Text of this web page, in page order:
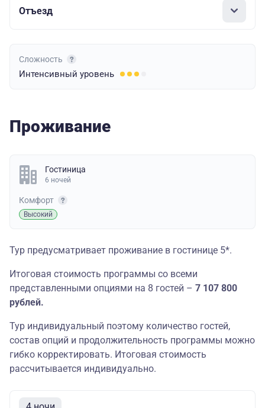
Отъезд
Сложность
Интенсивный уровень
Проживание
Гостиница
6 ночей
Комфорт
Высокий
Тур предусматривает проживание в гостинице 5*.
Итоговая стоимость программы со всеми
представленными опциями на 8 гостей – 7 107 800
рублей.
Тур индивидуальный поэтому количество гостей,
состав опций и продолжительность программы можно
гибко корректировать. Итоговая стоимость
рассчитывается индивидуально.